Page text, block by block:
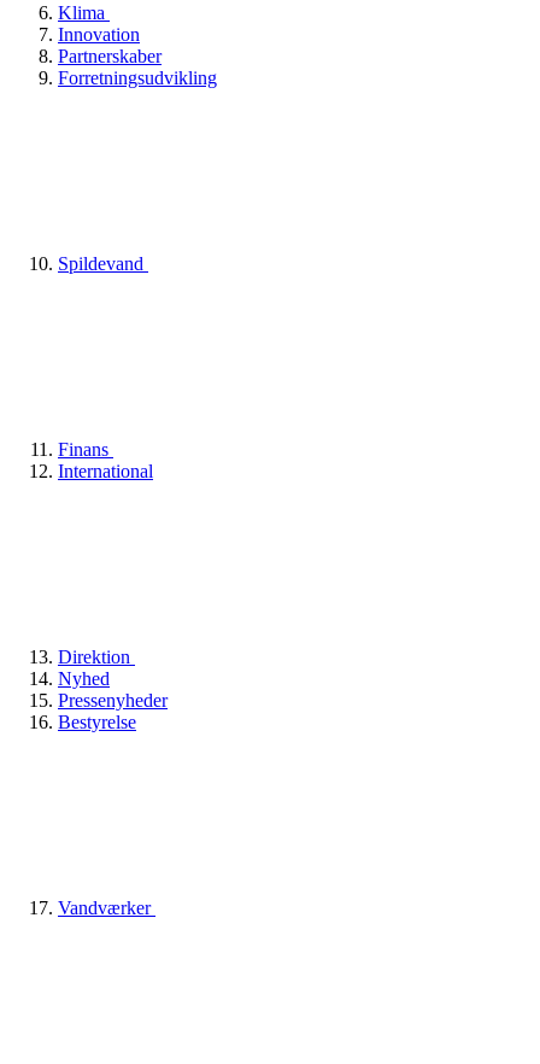
Klima
Innovation
Partnerskaber
Forretningsudvikling
Spildevand
Finans
International
Direktion
Nyhed
Pressenyheder
Bestyrelse
Vandværker